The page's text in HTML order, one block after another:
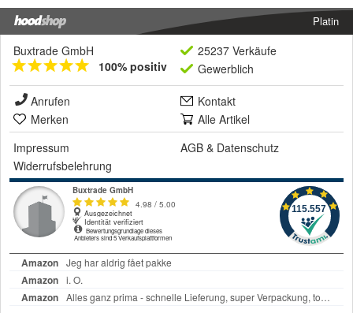
Platin
Buxtrade GmbH
100% positiv
25237 Verkäufe
Gewerblich
Anrufen
Kontakt
Merken
Alle Artikel
Impressum
AGB & Datenschutz
Widerrufsbelehrung